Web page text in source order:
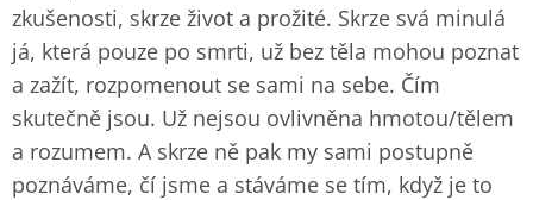
zkušenosti, skrze život a prožité. Skrze svá minulá
já, která pouze po smrti, už bez těla mohou poznat
a zažít, rozpomenout se sami na sebe. Čím
skutečně jsou. Už nejsou ovlivněna hmotou/tělem
a rozumem. A skrze ně pak my sami postupně
poznáváme, čí jsme a stáváme se tím, když je to